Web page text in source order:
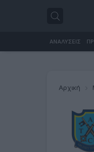
ΑΝΑΛΥΣΕΙΣ
Αρχική